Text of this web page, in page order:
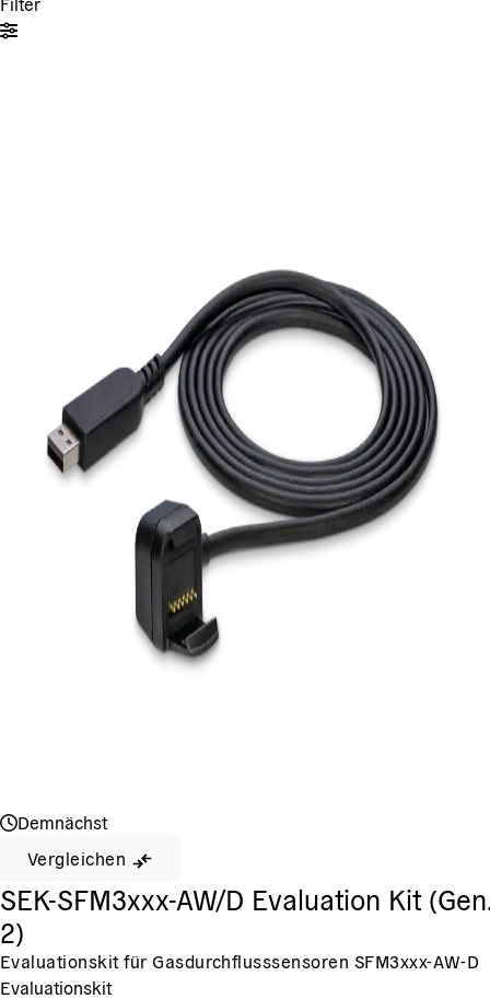
Demnächst
Vergleichen
SEK-SFM3xxx-AW/D Evaluation Kit (Gen.
2)
Evaluationskit für Gasdurchflusssensoren SFM3xxx-AW-D
Evaluationskit